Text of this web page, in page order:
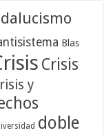
Blas
Crisis
y
doble